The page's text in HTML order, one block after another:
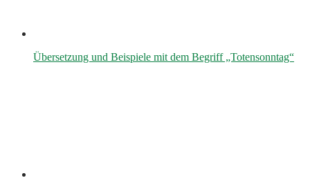
Übersetzung und Beispiele mit dem Begriff „Totensonntag“